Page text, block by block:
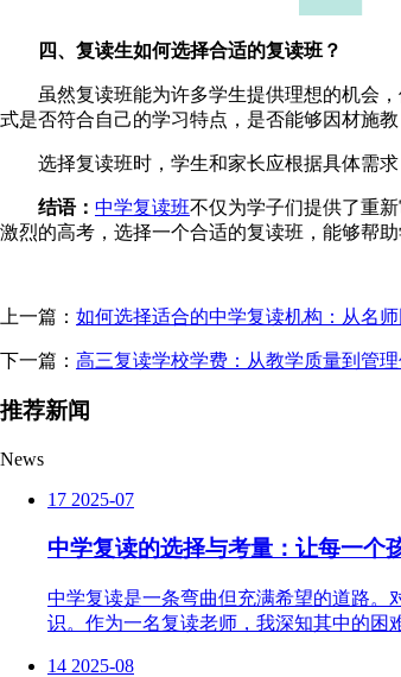
四、复读生如何选择合适的复读班？
虽然复读班能为许多学生提供理想的机会，
式是否符合自己的学习特点，是否能够因材施
选择复读班时，学生和家长应根据具体需求
结语： 中学复读班不仅为学子们提供了重
激烈的高考，选择一个合适的复读班，能够帮
上一篇： 如何选择适合的中学复读机构：从名
下一篇： 高三复读学校学费：从教学质量到管
推荐新闻
News
17 2025-07
中学复读的选择与考量：让每一个
中学复读是一条弯曲但充满希望的道路。
识。作为一名复读老师，我深知其中的困
14 2025-08